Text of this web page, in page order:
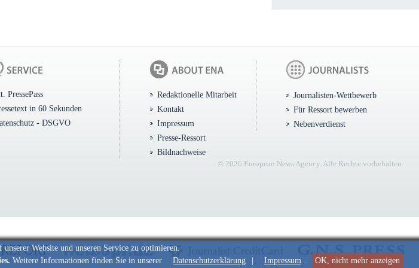
Website und unseren Service zu optimieren.
Weitere Informationen finden Sie in unserer Datenschutzerklärung Impressum . OK, nicht mehr anzeigen
PressePass
in 60 Sekunden
- DSGVO
Redaktionelle Mitarbeit
Kontakt
Impressum
Presse-Ressort
Bildnachweise
Journalisten-Wettbewerb
Für Ressort bewerben
Nebenverdienst
© 2026 European News Agency. Alle Rechte vorbehalten.